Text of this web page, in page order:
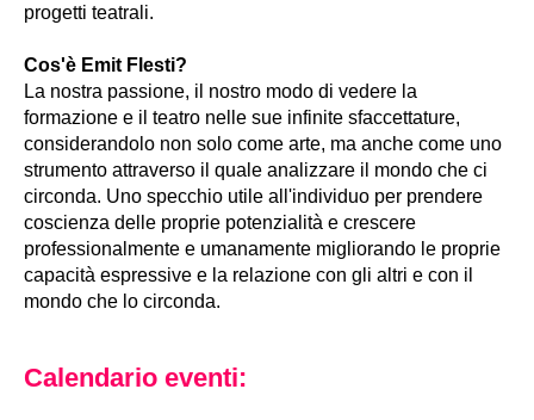
progetti teatrali.
Cos'è Emit Flesti?
La nostra passione, il nostro modo di vedere la
formazione e il teatro nelle sue infinite sfaccettature,
considerandolo non solo come arte, ma anche come uno
strumento attraverso il quale analizzare il mondo che ci
circonda. Uno specchio utile all'individuo per prendere
coscienza delle proprie potenzialità e crescere
professionalmente e umanamente migliorando le proprie
capacità espressive e la relazione con gli altri e con il
mondo che lo circonda.
Calendario eventi: